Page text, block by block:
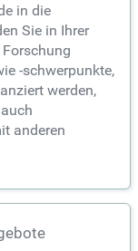
in die
Sie in Ihrer
-schwerpunkte,
werden,
anderen